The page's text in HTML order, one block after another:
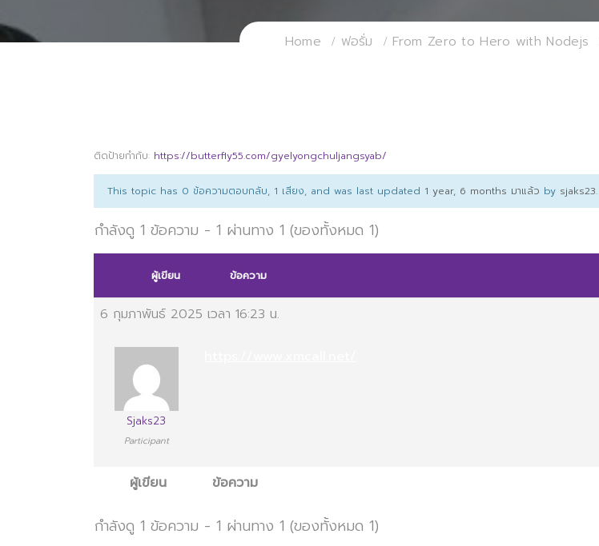
Home ฟอรั่ม From Zero to Hero with Nodejs
ติดป้ายกำกับ: https://butterfly55.com/gyelyongchuljangsyab/
This topic has 0 ข้อความตอบกลับ, 1 เสียง, and was last updated 1 year, 6 months มาแล้ว by sjaks23.
กำลังดู 1 ข้อความ - 1 ผ่านทาง 1 (ของทั้งหมด 1)
ผู้เขียน ข้อความ
6 กุมภาพันธ์ 2025 เวลา 16:23 น.
Sjaks23
Participant
ผู้เขียน ข้อความ
กำลังดู 1 ข้อความ - 1 ผ่านทาง 1 (ของทั้งหมด 1)